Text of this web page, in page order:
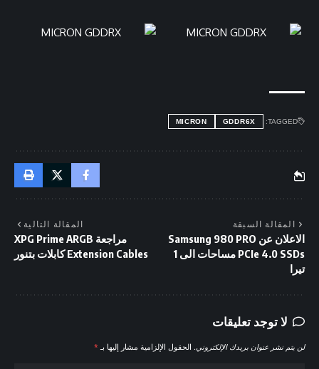
TAGGED:
GDDR6X
MICRON
المقالة السبقة
الاعلان عن Samsung 980 PRO
PCIe 4.0 SSDs مساحات الى 1
تيرا
المقالة التالية
مراجعة XPG Prime ARGB
Extension Cables كابلات بتنور
لا توجد تعليقات
لن يتم نشر عنوان بريدك الإلكتروني. الحقول الإلزامية مشار إليها بـ *